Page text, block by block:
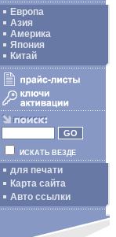
Европа
Азия
Америка
Япония
Китай
ИСКАТЬ ВЕЗДЕ
для печати
Карта сайта
Авто ссылки